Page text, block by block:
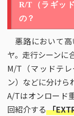
R/T（ラギッ
の？
悪路において
ヤ。走行シーンに
M/T（マッドテ
ン）などに分けら
A/Tはオンロード
回紹介する「